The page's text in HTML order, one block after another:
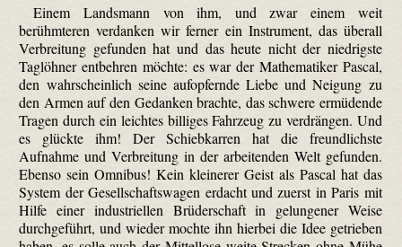
Einem Landsmann von ihm, und zwar einem weit
berühmteren verdanken wir ferner ein Instrument, das überall
Verbreitung gefunden hat und das heute nicht der niedrigste
Tag­löhner entbehren möchte: es war der Mathematiker Pascal,
den wahrscheinlich seine aufopfernde Liebe und Neigung zu
den Armen auf den Gedanken brachte, das schwere ermüdende
Tragen durch ein leichtes billiges Fahrzeug zu verdrängen. Und
es glückte ihm! Der Schieb­karren hat die freundlichste
Aufnahme und Verbreitung in der arbeitenden Welt gefunden.
Ebenso sein Omnibus! Kein kleinerer Geist als Pascal hat das
System der Gesellschaftswagen erdacht und zuerst in Paris mit
Hilfe einer industriellen Brüderschaft in gelungener Weise
durchgeführt, und wieder mochte ihn hierbei die Idee getrieben